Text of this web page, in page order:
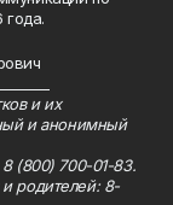
года.
и их
и анонимный
(800) 700-01-83.
родителей: 8-